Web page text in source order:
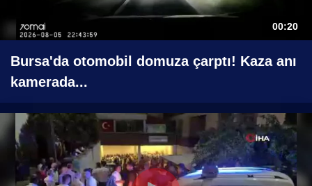
00:20
Bursa'da otomobil domuza çarptı! Kaza anı
kamerada...